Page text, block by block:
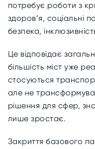
потребує роботи з
здоров’я, соціальні
безпека,
Це відповідає
більшість міст уже
стосуються
але не
рішення для сфер,
лише зростає.
Закриття базового